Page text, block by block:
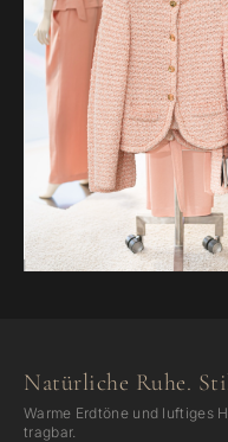
Natürliche Ruhe.
Warme Erdtöne und luftiges
tragbar.